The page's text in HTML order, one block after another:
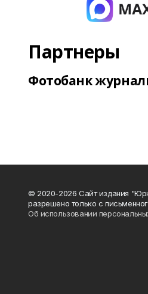
Партнеры
Фотобанк
© 2020-2026 Сайт издания
разрешено только с
Об использовании